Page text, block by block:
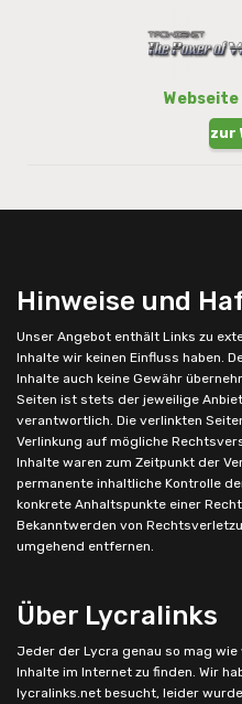
Webseite
zur
Hinweise und
Unser Angebot enthält Links zu
Inhalte wir keinen Einfluss haben.
Inhalte auch keine Gewähr
Seiten ist stets der jeweilige
verantwortlich. Die verlinkten
Verlinkung auf mögliche
Inhalte waren zum Zeitpunkt der
permanente inhaltliche Kontrolle
konkrete Anhaltspunkte einer
Bekanntwerden von
umgehend entfernen.
Über Lycralinks
Jeder der Lycra genau so mag
Inhalte im Internet zu finden. Wir
lycralinks.net besucht, leider